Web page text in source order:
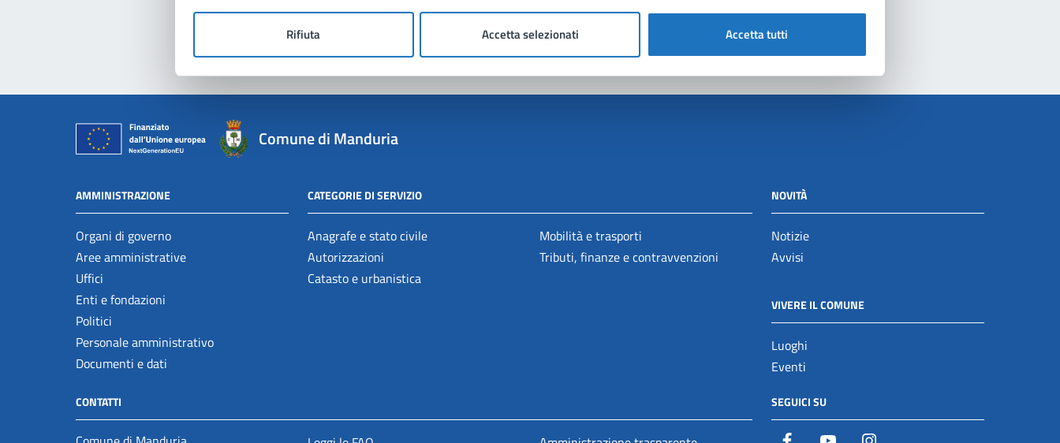
Rifiuta Accetta selezionati Accetta tutti
Comune di Manduria
AMMINISTRAZIONE
Organi di governo
Aree amministrative
Uffici
Enti e fondazioni
Politici
Personale amministrativo
Documenti e dati
CATEGORIE DI SERVIZIO
Anagrafe e stato civile
Autorizzazioni
Catasto e urbanistica
Mobilità e trasporti
Tributi, finanze e contravvenzioni
NOVITÀ
Notizie
Avvisi
VIVERE IL COMUNE
Luoghi
Eventi
CONTATTI SEGUICI SU